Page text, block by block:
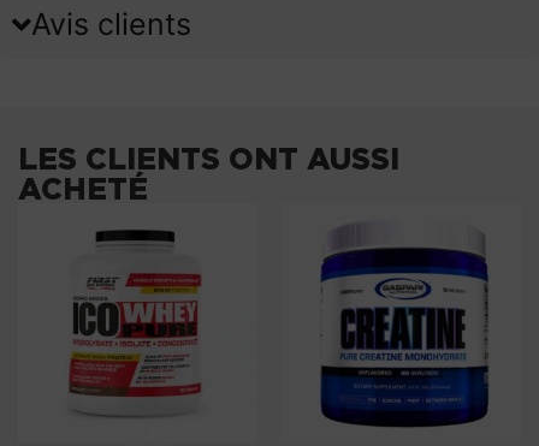
Avis clients
LES CLIENTS ONT AUSSI
ACHETÉ